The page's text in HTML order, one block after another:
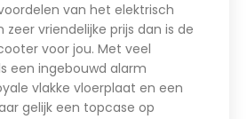
van het elektrisch
vriendelijke prijs dan is de
voor jou. Met veel
een ingebouwd alarm
vlakke vloerplaat en een
gelijk een topcase op